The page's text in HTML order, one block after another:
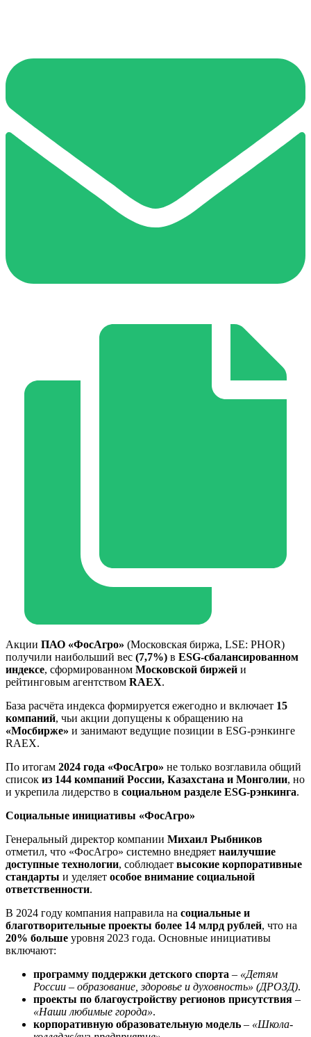
Акции ПАО «ФосАгро» (Московская биржа, LSE: PHOR)
получили наибольший вес (7,7%) в ESG-сбалансированном
индексе, сформированном Московской биржей и
рейтинговым агентством RAEX.
База расчёта индекса формируется ежегодно и включает 15
компаний, чьи акции допущены к обращению на
«Мосбирже» и занимают ведущие позиции в ESG-рэнкинге
RAEX.
По итогам 2024 года «ФосАгро» не только возглавила общий
список из 144 компаний России, Казахстана и Монголии, но
и укрепила лидерство в социальном разделе ESG-рэнкинга.
Социальные инициативы «ФосАгро»
Генеральный директор компании Михаил Рыбников
отметил, что «ФосАгро» системно внедряет наилучшие
доступные технологии, соблюдает высокие корпоративные
стандарты и уделяет особое внимание социальной
ответственности.
В 2024 году компания направила на социальные и
благотворительные проекты более 14 млрд рублей, что на
20% больше уровня 2023 года. Основные инициативы
включают:
программу поддержки детского спорта – «Детям
России – образование, здоровье и духовность» (ДРОЗД).
проекты по благоустройству регионов присутствия –
«Наши любимые города».
корпоративную образовательную модель – «Школа-